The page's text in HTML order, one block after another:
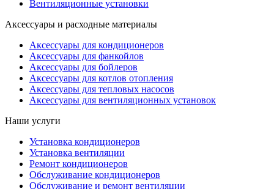
Вентиляционные установки
Аксессуары и расходные материалы
Аксессуары для кондиционеров
Аксессуары для фанкойлов
Аксессуары для бойлеров
Аксессуары для котлов отопления
Аксессуары для тепловых насосов
Аксессуары для вентиляционных установок
Наши услуги
Установка кондиционеров
Установка вентиляции
Ремонт кондиционеров
Обслуживание кондиционеров
Обслуживание и ремонт вентиляции